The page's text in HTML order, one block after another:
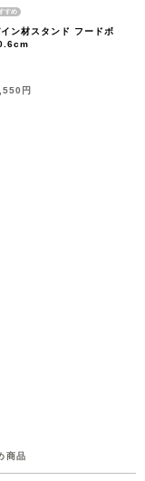
ン材スタンド フードボ
円
商品